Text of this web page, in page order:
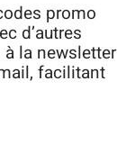
promo
d’autres
la newsletter
facilitant